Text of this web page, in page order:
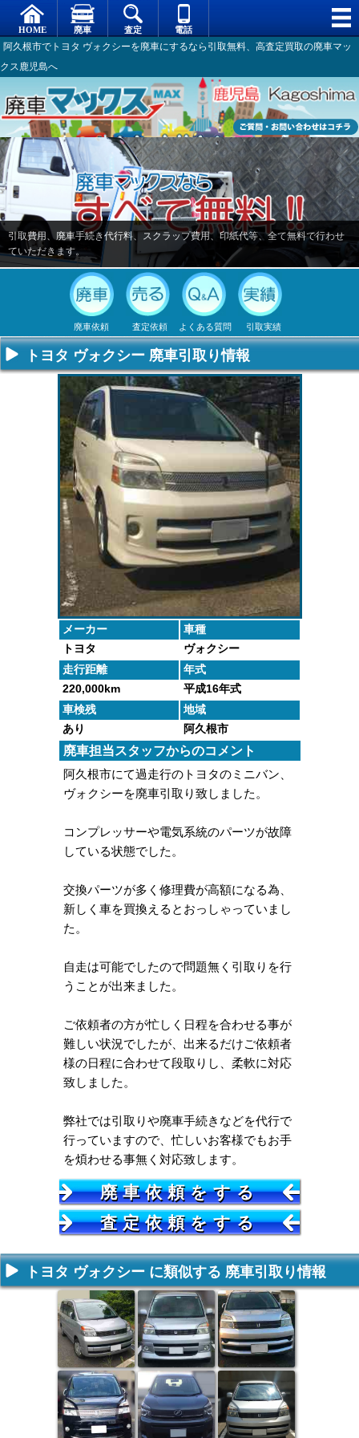
阿久根市でトヨタ ヴォクシーを廃車にするなら引取無料、高査定買取の廃車マッ
クス鹿児島へ
引取費用、廃車手続き代行料、スクラップ費用、印紙代等、全て無料で行わせ
ていただきます。
廃車依頼
不要になった
車の廃車手続
きを行いま
す。
査定依頼
専門スタッフ
がしっかりと
査定いたしま
す。
よくある質問
廃車全般に関
するよくある
質問にお答え
します。
引取実績
廃車で引取っ
た車や下取り
で買取った車
の実績デー
タ。
トヨタ ヴォクシー 廃車引取り情報
メーカー
車種
トヨタ
ヴォクシー
走行距離
年式
220,000km
平成16年式
車検残
地域
あり
阿久根市
廃車担当スタッフからのコメント
阿久根市にて過走行のトヨタのミニバン、
ヴォクシーを廃車引取り致しました。
コンプレッサーや電気系統のパーツが故障
している状態でした。
交換パーツが多く修理費が高額になる為、
新しく車を買換えるとおっしゃっていまし
た。
自走は可能でしたので問題無く引取りを行
うことが出来ました。
ご依頼者の方が忙しく日程を合わせる事が
難しい状況でしたが、出来るだけご依頼者
様の日程に合わせて段取りし、柔軟に対応
致しました。
弊社では引取りや廃車手続きなどを代行で
行っていますので、忙しいお客様でもお手
を煩わせる事無く対応致します。
廃車依頼をする
査定依頼をする
トヨタ ヴォクシー に類似する 廃車引取り情報